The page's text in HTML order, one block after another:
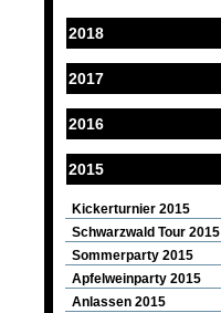
2018
2017
2016
2015
Kickerturnier 2015
Schwarzwald Tour 2015
Sommerparty 2015
Apfelweinparty 2015
Anlassen 2015